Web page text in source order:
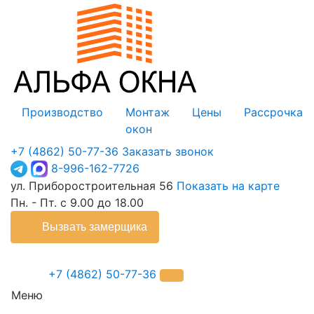
Производство
Монтаж
окон
Цены Рассрочка
+7 (4862) 50-77-36 Заказать звонок
8-996-162-7726
ул. Приборостроительная 56 Показать на карте
Пн. - Пт. с 9.00 до 18.00
Вызвать замерщика
+7 (4862) 50-77-36
Меню